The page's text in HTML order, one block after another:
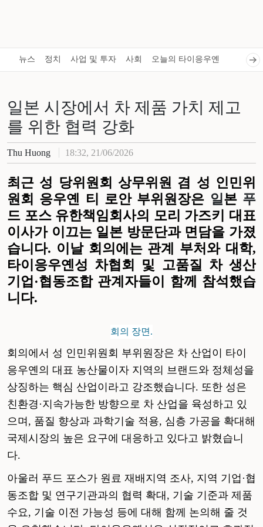
뉴스 정치 사업 및 투자 사회 오늘의 타이응우옌
일본 시장에서 차 제품 가치 제고
를 위한 협력 강화
Thu Huong 18:32, 21/06/2026
최근 성 당위원회 상무위원 겸 성 인민위
원회 응우옌 티 로안 부위원장은 일본 푸
드 포스 유한책임회사의 모리 가즈키 대표
이사가 이끄는 일본 방문단과 면담을 가졌
습니다. 이날 회의에는 관계 부처와 대학,
타이응우옌성 차협회 및 고품질 차 생산
기업·협동조합 관계자들이 함께 참석했습
니다.
회의 장면.
회의에서 성 인민위원회 부위원장은 차 산업이
타이
응우옌의 대표 농산물이자 지역의 브랜드와 정체성을
상징하는 핵심 산업이라고 강조했습니다. 또한 성은
친환경 ·지속가능한 방향으로 차 산업을 육성하고 있
으며 , 품질 향상과 과학기술 적용, 심층 가공을 확대해
국제시장의 높은 요구에 대응하고 있다고 밝혔습니
다.
아울러 푸드 포스가 원료 재배지역 조사, 지역 기업 ·협
동조합 및 연구기관과의 협력 확대 , 기술 기준과 제품
수요, 기술 이전 가능성 등에 대해 함께 논의해 줄 것